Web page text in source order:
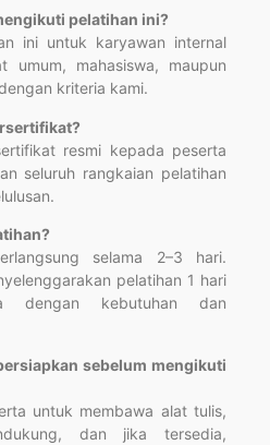
pelatihan ini?
ini untuk karyawan internal
umum, mahasiswa, maupun
kriteria kami.
resmi kepada peserta
seluruh rangkaian pelatihan
selama 2–3 hari.
pelatihan 1 hari
dengan kebutuhan dan
sebelum mengikuti
untuk membawa alat tulis,
dan jika tersedia,